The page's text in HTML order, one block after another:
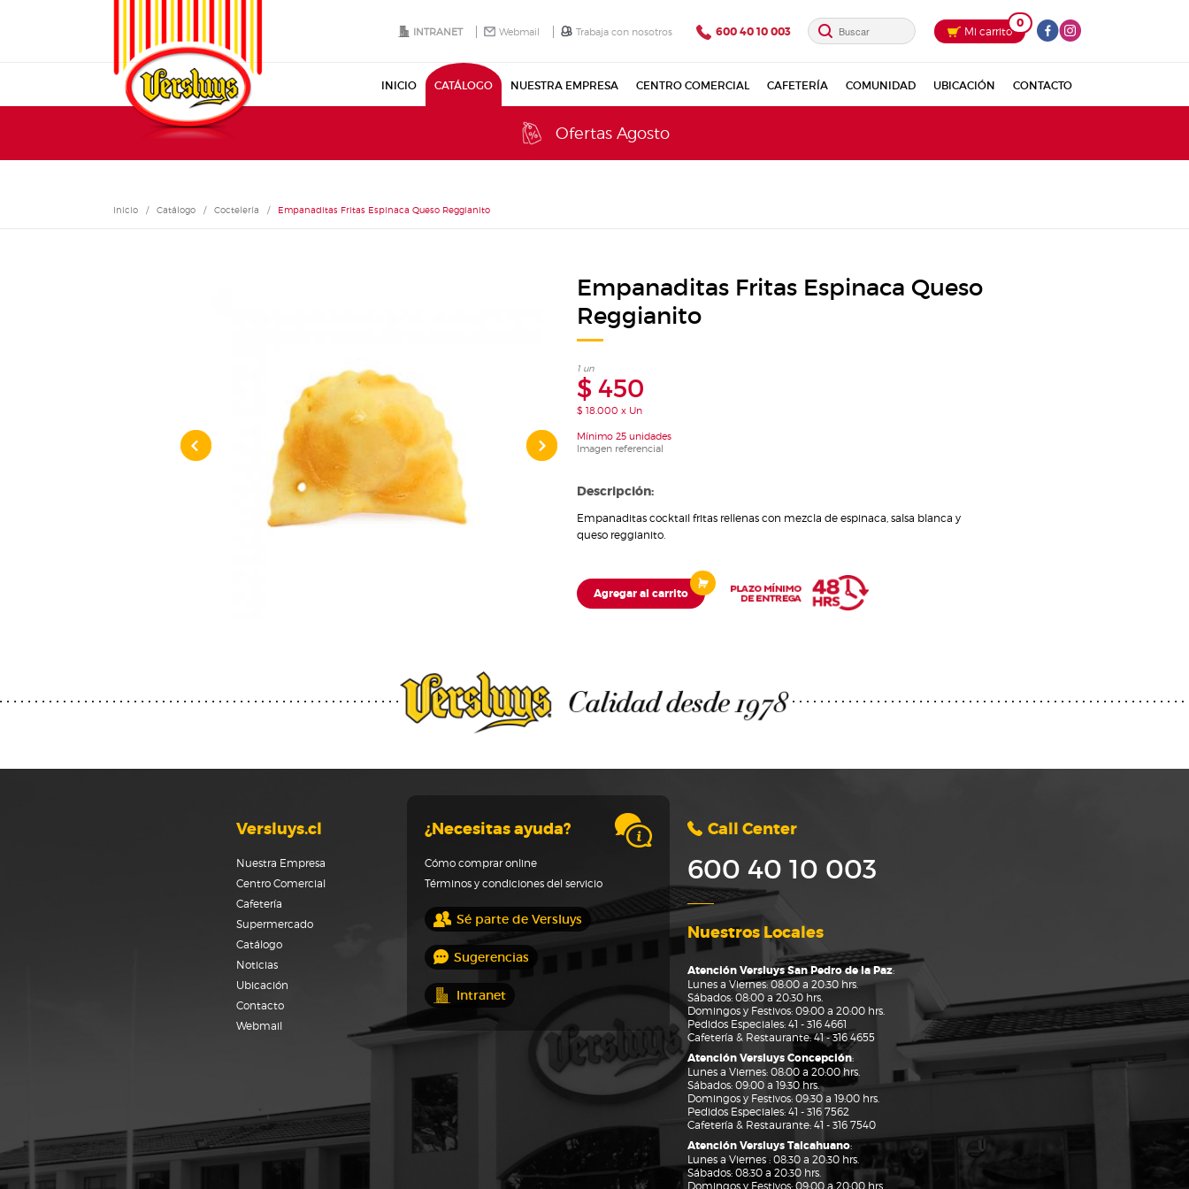
INTRANET Webmail Trabaja con nosotros 600 40 10 003 Mi carrito
0
INICIO CATÁLOGO NUESTRA EMPRESA CENTRO COMERCIAL CAFETERÍA COMUNIDAD UBICACIÓN CONTACTO
Ofertas Agosto
Inicio / Catálogo / Coctelería / Empanaditas Fritas Espinaca Queso Reggianito
Empanaditas Fritas Espinaca Queso
Reggianito
1 un
$ 450
$ 18.000 x Un
Mínimo 25 unidades
Imagen referencial
Descripción:
Empanaditas cocktail fritas rellenas con mezcla de espinaca, salsa blanca y
queso reggianito.
Agregar al carrito
Versluys.cl
Nuestra Empresa
Centro Comercial
Cafetería
Supermercado
Catálogo
Noticias
Ubicación
Contacto
Webmail
¿Necesitas ayuda?
Cómo comprar online
Términos y condiciones del servicio
Sé parte de Versluys
Sugerencias
Intranet
Call Center
600 40 10 003
Nuestros Locales
Atención Versluys San Pedro de la Paz:
Lunes a Viernes: 08:00 a 20:30 hrs.
Sábados: 08:00 a 20:30 hrs.
Domingos y Festivos: 09:00 a 20:00 hrs.
Pedidos Especiales: 41 - 316 4661
Cafetería & Restaurante:41 - 316 4655
Atención Versluys Concepción:
Lunes a Viernes: 08:00 a 20:00 hrs.
Sábados: 09:00 a 19:30 hrs.
Domingos y Festivos: 09:30 a 19:00 hrs.
Pedidos Especiales: 41 - 316 7562
Cafetería & Restaurante: 41 - 316 7540
Atención Versluys Talcahuano:
Lunes a Viernes : 08:30 a 20:30 hrs.
Sábados: 08:30 a 20:30 hrs.
Domingos y Festivos: 09:00 a 20:00 hrs.